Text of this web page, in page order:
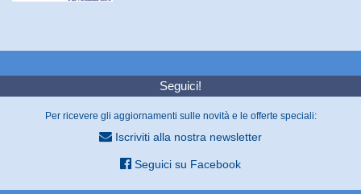
Seguici!
Per ricevere gli aggiornamenti sulle novità e le offerte speciali:
Iscriviti alla nostra newsletter
Seguici su Facebook